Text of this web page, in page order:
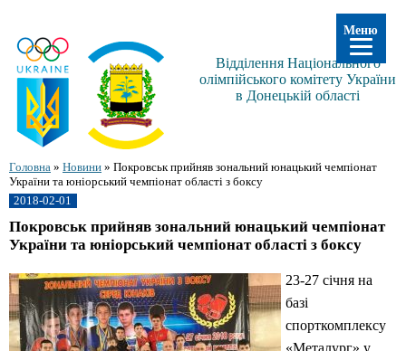
Відділення Національного
олімпійського комітету України
в Донецькій області
Головна » Новини » Покровськ прийняв зональний юнацький чемпіонат
України та юніорський чемпіонат області з боксу
2018-02-01
Покровськ прийняв зональний юнацький чемпіонат
України та юніорський чемпіонат області з боксу
23-27 січня на
базі
спорткомплексу
Меню